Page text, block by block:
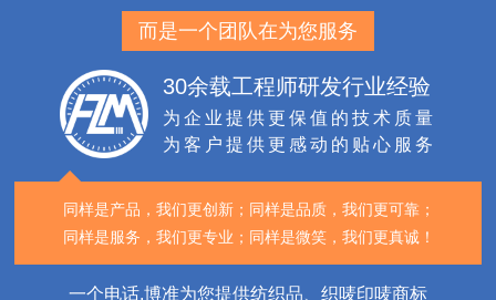
而是一个团队在为您服务
30余载工程师研发行业经验
为企业提供更保值的技术质量
为客户提供更感动的贴心服务
同样是产品，我们更创新； 同样是品质，我们更可靠；
同样是服务，我们更专业； 同样是微笑，我们更真诚！
一个电话,博准为您提供纺织品、织唛印唛商标